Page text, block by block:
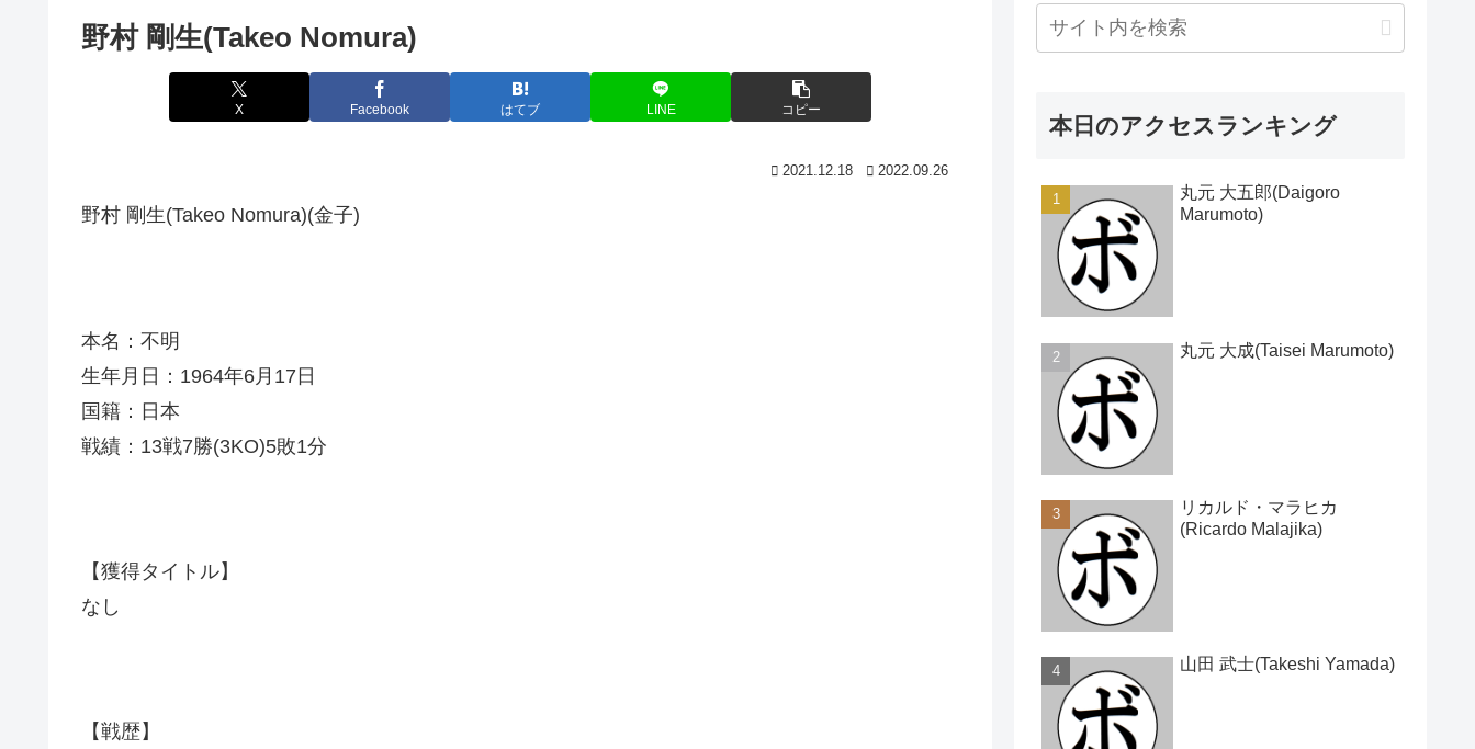
野村 剛生(Takeo Nomura)
X Facebook はてブ LINE コピー
2021.12.18 2022.09.26
野村 剛生(Takeo Nomura)(金子)
本名：不明
生年月日：1964年6月17日
国籍：日本
戦績：13戦7勝(3KO)5敗1分
【獲得タイトル】
なし
【戦歴】
本日のアクセスランキング
丸元 大五郎(Daigoro
Marumoto)
丸元 大成(Taisei Marumoto)
リカルド・マラヒカ
(Ricardo Malajika)
山田 武士(Takeshi Yamada)